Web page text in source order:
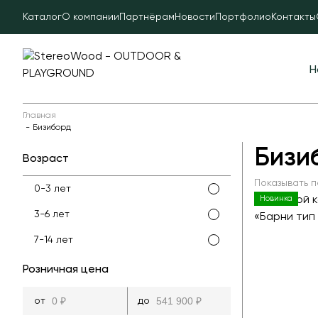
КаталогО компании Партнёрам Новости Портфолио Контакты
Главная
Бизиборд
Возраст
0-3 лет
3-6 лет
7-14 лет
Розничная цена
Показывать
Новинка